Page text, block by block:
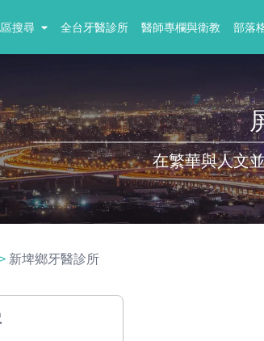
搜尋 全台牙醫診所 醫師專欄與衛教 部落
在繁華與人文
新埤鄉牙醫診所